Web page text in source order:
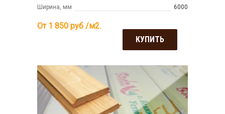
Ширина, мм
6000
От 1 850 руб /м2.
КУПИТЬ